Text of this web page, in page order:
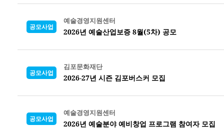
공모사업
예술경영지원센터
2026년 예술산업보증 8월(5차) 공모
공모사업
김포문화재단
2026-27년 시즌 김포버스커 모집
공모사업
예술경영지원센터
2026년 예술분야 예비창업 프로그램 참여자 모집